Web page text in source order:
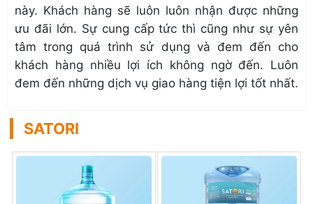
này. Khách hàng sẽ luôn luôn nhận được những
ưu đãi lớn. Sự cung cấp tức thì cũng như sự yên
tâm trong quá trình sử dụng và đem đến cho
khách hàng nhiều lợi ích không ngờ đến. Luôn
đem đến những dịch vụ giao hàng tiện lợi tốt nhất.
SATORI